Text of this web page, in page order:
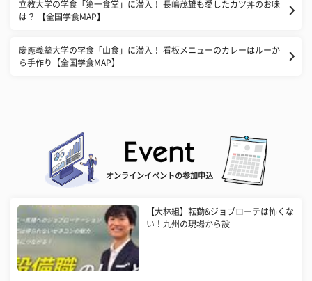
立教大学の学食「第一食堂」に潜入！ 長嶋茂雄も愛したカツ丼のお味
は？ 【全国学食MAP】
慶應義塾大学の学食「山食」に潜入！ 看板メニューのカレーはルーか
ら手作り【全国学食MAP】
オンラインイベントの参加申込
【大林組】転勤&ジョブローテは怖くな
い！九州の現場から設